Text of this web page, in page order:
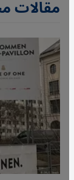
مقالات